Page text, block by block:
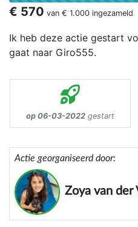
€ 570 van € 1.000 ingezameld
Ik heb deze actie gestart
gaat naar Giro555.
op 06-03-2022 gestart
Actie georganiseerd door:
Zoya van der